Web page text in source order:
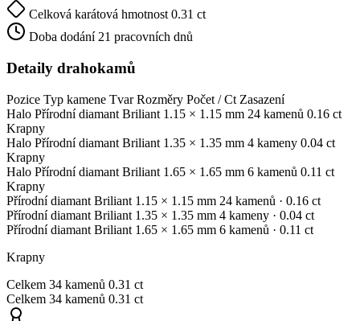
Celková karátová hmotnost 0.31 ct
Doba dodání 21 pracovních dnů
Detaily drahokamů
Pozice Typ kamene Tvar Rozměry Počet / Ct Zasazení
Halo Přírodní diamant Briliant 1.15 × 1.15 mm 24 kamenů 0.16 ct
Krapny
Halo Přírodní diamant Briliant 1.35 × 1.35 mm 4 kameny 0.04 ct
Krapny
Halo Přírodní diamant Briliant 1.65 × 1.65 mm 6 kamenů 0.11 ct
Krapny
Přírodní diamant Briliant 1.15 × 1.15 mm 24 kamenů · 0.16 ct
Přírodní diamant Briliant 1.35 × 1.35 mm 4 kameny · 0.04 ct
Přírodní diamant Briliant 1.65 × 1.65 mm 6 kamenů · 0.11 ct
Krapny
Celkem 34 kamenů 0.31 ct
Celkem 34 kamenů 0.31 ct